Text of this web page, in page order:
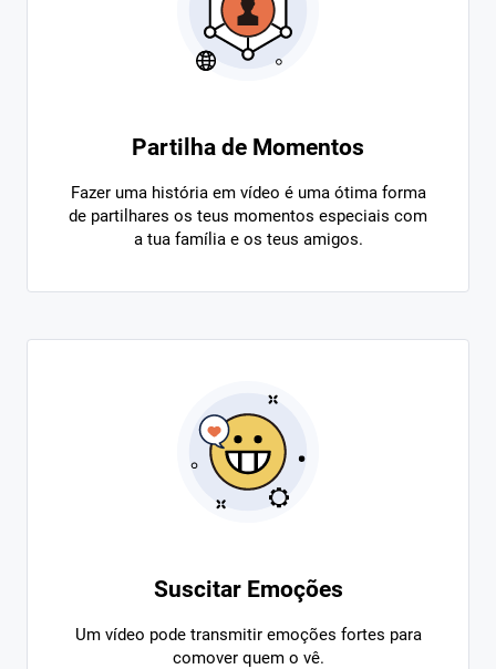
Partilha de Momentos
Fazer uma história em vídeo é uma ótima forma
de partilhares os teus momentos especiais com
a tua família e os teus amigos.
Suscitar Emoções
Um vídeo pode transmitir emoções fortes para
comover quem o vê.